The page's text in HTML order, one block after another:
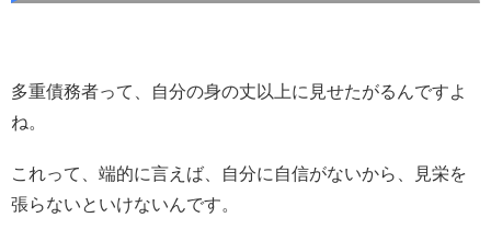
多重債務者って、自分の身の丈以上に見せたがるんですよ
ね。
これって、端的に言えば、自分に自信がないから、見栄を
張らないといけないんです。